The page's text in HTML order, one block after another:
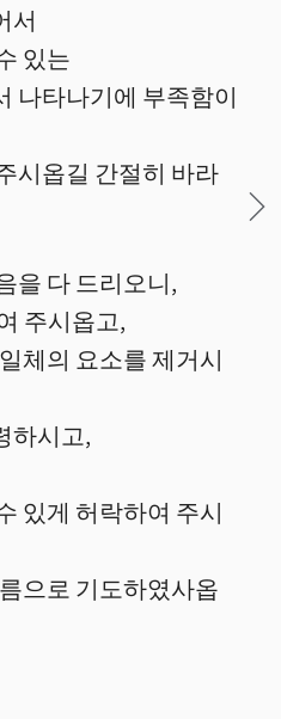
서
있는
나타나기에 부족함이
시옵길 간절히 바라
을 다 드리오니,
주시옵고,
체의 요소를 제거시
하시고,
있게 허락하여 주시
으로 기도하였사옵